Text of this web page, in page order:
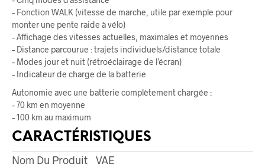
– Fonction WALK (vitesse de marche, utile par exemple pour
monter une pente raide à vélo)
– Affichage des vitesses actuelles, maximales et moyennes
– Distance parcourue : trajets individuels/distance totale
– Modes jour et nuit (rétroéclairage de l’écran)
– Indicateur de charge de la batterie
Autonomie avec une batterie complètement chargée :
– 70 km en moyenne
– 100 km au maximum
CARACTÉRISTIQUES
Nom Du Produit
VAE